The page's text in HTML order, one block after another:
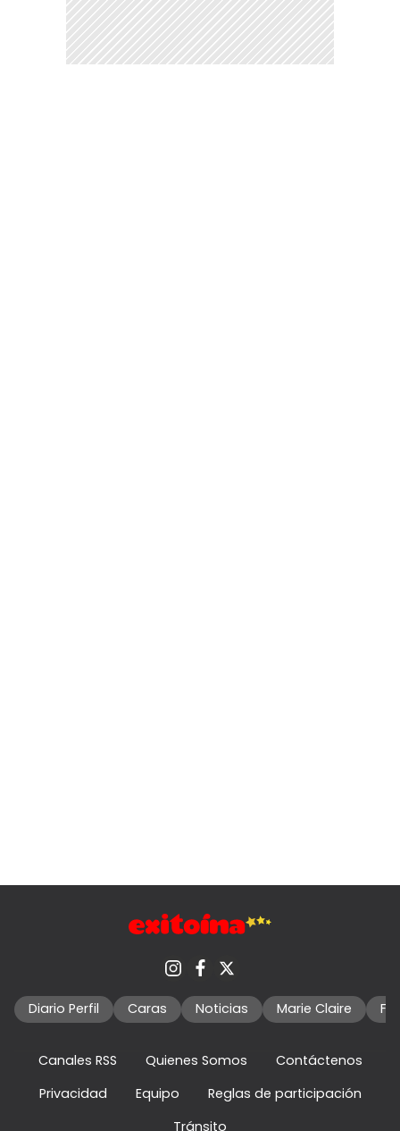
Diario Perfil Caras Noticias Marie Claire
Canales RSS Quienes Somos
Contáctenos
Privacidad
Equipo
Reglas de participación
Tránsito